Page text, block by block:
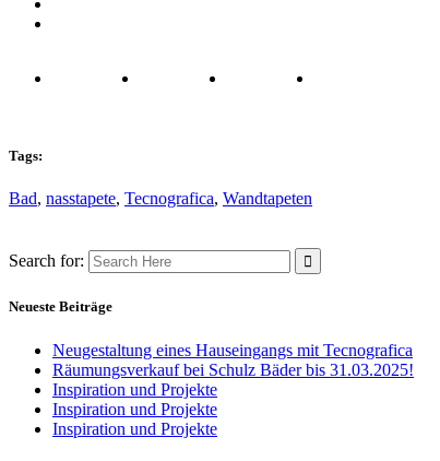
Tags:
Bad, nasstapete, Tecnografica, Wandtapeten
Search for:
Neueste Beiträge
Neugestaltung eines Hauseingangs mit Tecnografica
Räumungsverkauf bei Schulz Bäder bis 31.03.2025!
Inspiration und Projekte
Inspiration und Projekte
Inspiration und Projekte